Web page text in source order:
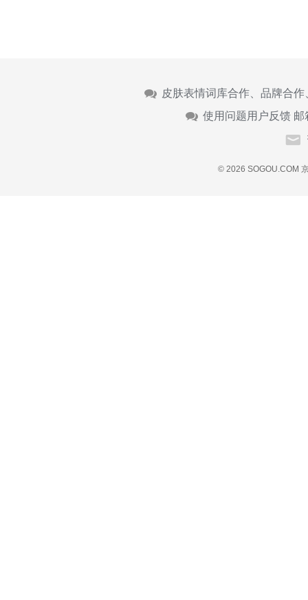
皮肤表情词库合作、品牌合
使用问题用户反馈 邮
© 2026 SOGOU.COM